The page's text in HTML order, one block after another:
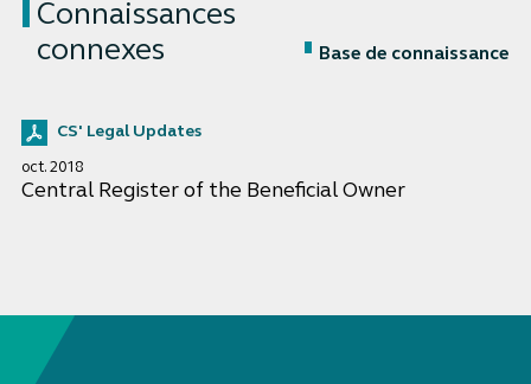
Connaissances
connexes
Base de connaissance
CS' Legal Updates
oct. 2018
Central Register of the Beneficial Owner